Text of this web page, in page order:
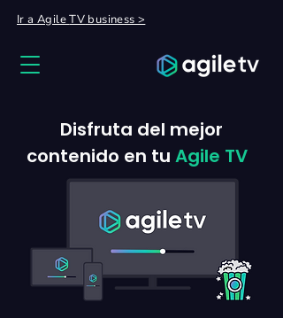
Ir a AgileTV business >
Disfruta del mejor
contenido en tu Agile TV